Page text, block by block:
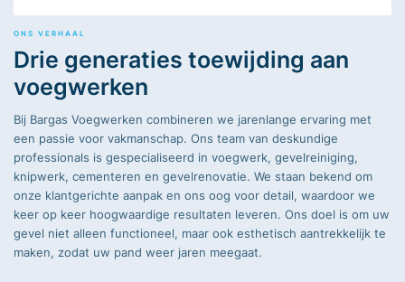
ONS VERHAAL
Drie generaties toewijding aan
voegwerken
Bij Bargas Voegwerken combineren we jarenlange ervaring met
een passie voor vakmanschap. Ons team van deskundige
professionals is gespecialiseerd in voegwerk, gevelreiniging,
knipwerk, cementeren en gevelrenovatie. We staan bekend om
onze klantgerichte aanpak en ons oog voor detail, waardoor we
keer op keer hoogwaardige resultaten leveren. Ons doel is om uw
gevel niet alleen functioneel, maar ook esthetisch aantrekkelijk te
maken, zodat uw pand weer jaren meegaat.